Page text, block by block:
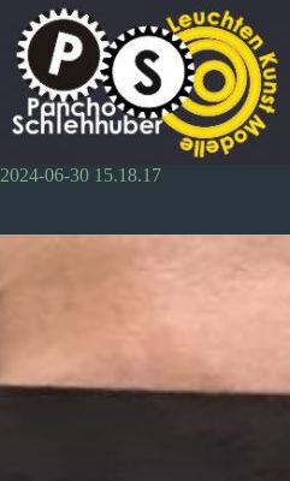
Inhalt
springen
2024-06-30 15.18.17